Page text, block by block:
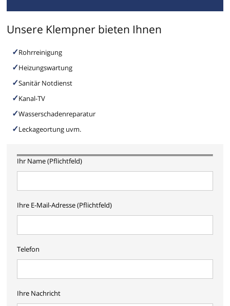
Unsere Klempner bieten Ihnen
Rohrreinigung
Heizungswartung
Sanitär Notdienst
Kanal-TV
Wasserschadenreparatur
Leckageortung uvm.
Ihr Name (Pflichtfeld)
Ihre E-Mail-Adresse (Pflichtfeld)
Telefon
Ihre Nachricht